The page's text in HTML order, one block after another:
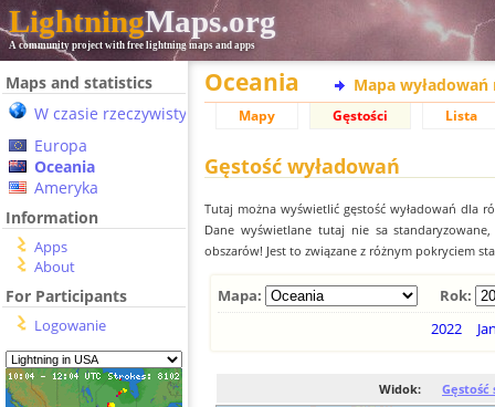
LightningMaps.org
A community project with free lightning maps and apps
Maps and statistics
W czasie rzeczywistym
Europa
Oceania
Ameryka
Information
Apps
About
For Participants
Logowanie
Oceania Mapa wyładowań
Mapy Gęstości Lista
Gęstość wyładowań
Tutaj można wyświetlić gęstość wyładowań dla
Dane wyświetlane tutaj nie sa
obszarów! Jest to związane z różnym pokryciem
Mapa:
Rok:
2022
Widok: Gęstość